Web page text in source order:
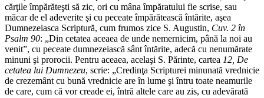
cărţile împărăteşti să zic, ori cu mâna împăratului fie scrise, sau
măcar de el adeverite şi cu peceate împărătească întărite, aşea
Dumnezeiasca Scriptură, cum frumos zice S. Augustin, Cuv. 2 în
Psalm 90: „Din cetatea aceaea de unde nemernicim, până la noi au
venit”, cu peceate dumnezeiască sânt întărite, adecă cu nenumărate
minuni şi prorocii. Pentru aceaea, acelaşi S. Părinte, cartea 12, De
cetatea lui Dumnezeu, scrie: „Credinţa Scripturei minunată vrednicie
de crezemânt cu bună vrednicie are în lume şi întru toate neamurile
de care, cum că vor creade ei, întră altele care au zis, cu adevărată